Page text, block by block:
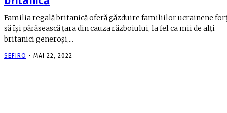
Familia regală britanică oferă găzduire familiilor ucrainene
să îşi părăsească ţara din cauza războiului, la fel ca mii de alţi
britanici generoşi,...
SEFIRO - MAI 22, 2022